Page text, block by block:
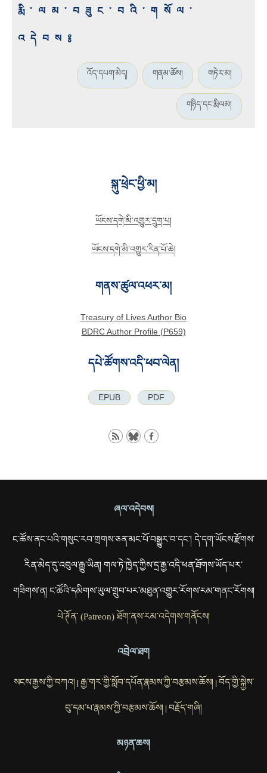
རྨི་ལམ་བཟུང་བའི་གསོལ་
འདེབས༔
འོད་དཔག་མེད། གནམ་ཆོས། གཏེར་མ།
གཉིད་དང་རྨི་ལམ།
སྐུ་ཕྲེང་ཕྱི་མ།
ཡོངས་དགེ་མི་འགྱུར་དྲུག་པ།
ཡོངས་དགེ་མི་འགྱུར་རིན་པོ་ཆེ།
གནས་ཚུལ་འཕར་མ།
Treasury of Lives Author Bio
BDRC Author Profile (P659)
དཔེ་ཚོགས་འདི་ཕབ་ལེན།
EPUB PDF
ཞལ་འདེབས།
ང་ཚོས་ནང་པའི་གསུང་རབ་གྲགས་ཅན་མང་པོ་བསྒྱུར་བ་དང་། དེ་དག་ཡོངས་རྫོགས་
རིན་མེད་དུ་འབུལ་རྒྱུ་ཡིན། གལ་ཏེ་ཁྱེད་ཀྱིས་དྲ་རྒྱ་འདི་ཕན་ཐོགས་ཡོད་པར་
གཟིགས་ན། ང་ཚོའི་དམིགས་ཡུལ་གྲུབ་པར་མཐུན་འགྱུར་རོགས་རམ་གནང་རོགས།
པེ་ཊོན་ (Patreon) ཐོག་ནས་རམ་འདེགས་གནོངས།
འབྲེལ་ཐག
སངས་རྒྱས་ཀྱི་བཀའ། རྒྱ་གར་གྱི་སློབ་དཔོན་རྣམས་ཀྱི་བརྩམས་ཆོས། བོད་གྱི་སྐྱེས་
བུ་དམ་པ་རྣམས་ཀྱི་བརྩམས་ཆོས། བརྗོད་གཞི།
མཉན་ཆས།